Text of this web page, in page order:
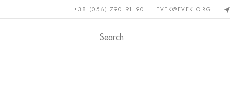
+38 (056) 790-91-90 EVEK@EVEK.ORG
Nichteisenmetalle Stahl